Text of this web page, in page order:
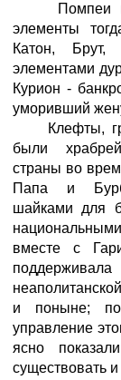
Помпеи
элементы
Катон,
элементами
Курион -
уморивший
Клефты,
были
страны во
Папа и
шайками для
вместе с
и поныне;
управление
ясно
существовать